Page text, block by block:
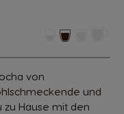
von
und
zu Hause mit den